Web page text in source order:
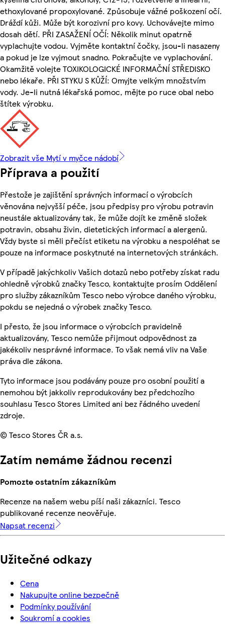
ethoxylované propoxylované. Způsobuje vážné poškození očí.
Dráždí kůži. Může být korozivní pro kovy. Uchovávejte mimo
dosah dětí. PŘI ZASAŽENÍ OČÍ: Několik minut opatrně
vyplachujte vodou. Vyjměte kontaktní čočky, jsou-li nasazeny
a pokud je lze vyjmout snadno. Pokračujte ve vyplachování.
Okamžitě volejte TOXIKOLOGICKÉ INFORMAČNÍ STŘEDISKO
nebo lékaře. PŘI STYKU S KŮŽÍ: Omyjte velkým množstvím
vody. Je-li nutná lékařská pomoc, mějte po ruce obal nebo
štítek výrobku.
Zobrazit vše Mytí v myčce nádobí
Příprava a použití
Přestože je zajištění správných informací o výrobcích
věnována nejvyšší péče, jsou předpisy pro výrobu potravin
neustále aktualizovány tak, že může dojít ke změně složek
potravin, obsahu živin, dietetických informací a alergenů.
Vždy byste si měli přečíst etiketu na výrobku a nespoléhat se
pouze na informace poskytnuté na internetových stránkách.
V případě jakýchkoliv Vašich dotazů nebo potřeby získat radu
ohledně výrobků značky Tesco, kontaktujte prosím Oddělení
pro služby zákazníkům Tesco nebo výrobce daného výrobku,
pokdu se nejedná o výrobek značky Tesco.
I přesto, že jsou informace o výrobcích pravidelně
aktualizovány, Tesco nemůže přijmout odpovědnost za
jakékoliv nesprávné informace. To však nemá vliv na Vaše
práva dle zákona.
Tyto informace jsou podávány pouze pro osobní použití a
nemohou být jakkoliv reprodukovány bez předchozího
souhlasu Tesco Stores Limited ani bez řádného uvedení
zdroje.
© Tesco Stores ČR a.s.
Zatím nemáme žádnou recenzi
Pomozte ostatním zákazníkům
Recenze na našem webu píší naši zákazníci. Tesco
publikované recenze neověřuje.
Napsat recenzi
Užitečné odkazy
Cena
Nakupujte online bezpečně
Podmínky používání
Soukromí a cookies